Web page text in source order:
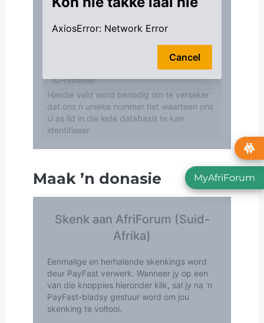
Maak ’n donasie MyAfriForum